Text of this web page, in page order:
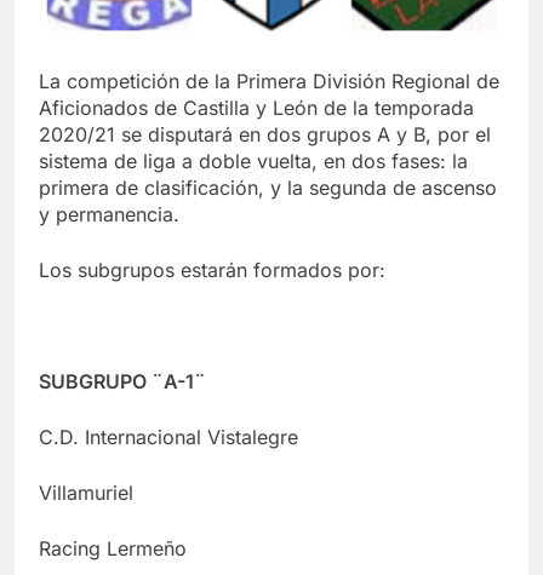
La competición de la Primera División Regional de
Aficionados de Castilla y León de la temporada
2020/21 se disputará en dos grupos A y B, por el
sistema de liga a doble vuelta, en dos fases: la
primera de clasificación, y la segunda de ascenso
y permanencia.
Los subgrupos estarán formados por:
SUBGRUPO ¨A-1¨
C.D. Internacional Vistalegre
Villamuriel
Racing Lermeño